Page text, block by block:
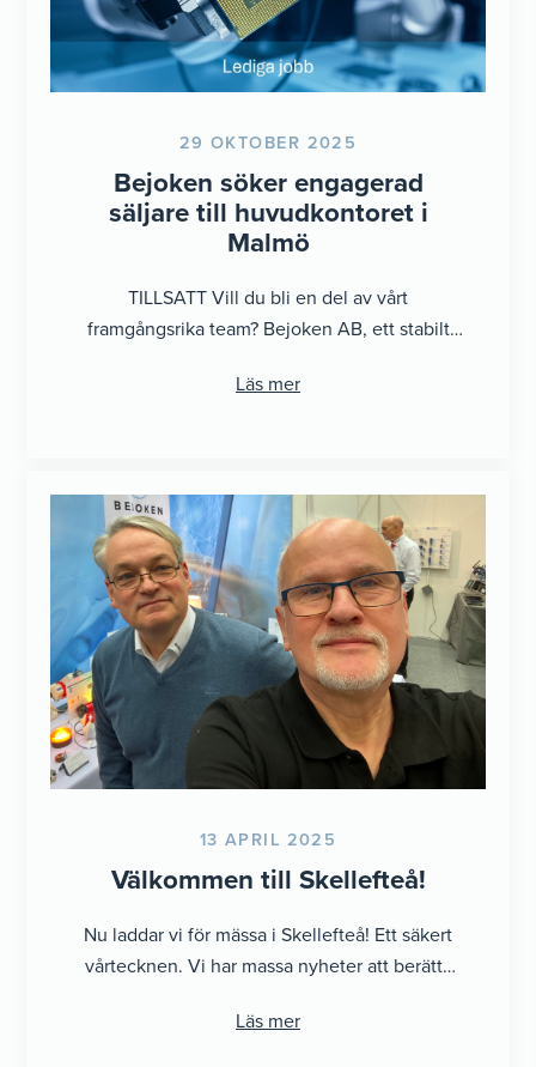
29 OKTOBER 2025
Bejoken söker engagerad
säljare till huvudkontoret i
Malmö
TILLSATT Vill du bli en del av vårt
framgångsrika team? Bejoken AB, ett stabilt
Läs mer
13 APRIL 2025
Välkommen till Skellefteå!
Nu laddar vi för mässa i Skellefteå! Ett säkert
vårtecknen. Vi har massa nyheter att berätta
Läs mer